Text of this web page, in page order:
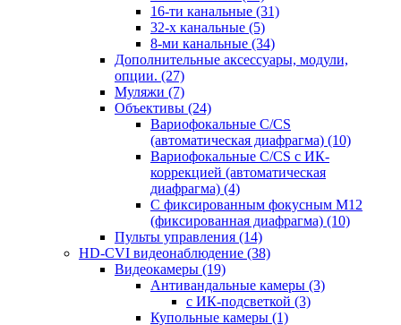
16-ти канальные (31)
32-х канальные (5)
8-ми канальные (34)
Дополнительные аксессуары, модули,
опции. (27)
Муляжи (7)
Объективы (24)
Вариофокальные C/CS
(автоматическая диафрагма) (10)
Вариофокальные C/CS с ИК-
коррекцией (автоматическая
диафрагма) (4)
С фиксированным фокусным М12
(фиксированная диафрагма) (10)
Пульты управления (14)
HD-CVI видеонаблюдение (38)
Видеокамеры (19)
Антивандальные камеры (3)
с ИК-подсветкой (3)
Купольные камеры (1)